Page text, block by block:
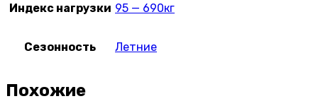
Индекс нагрузки 95 — 690кг
Сезонность Летние
Похожие